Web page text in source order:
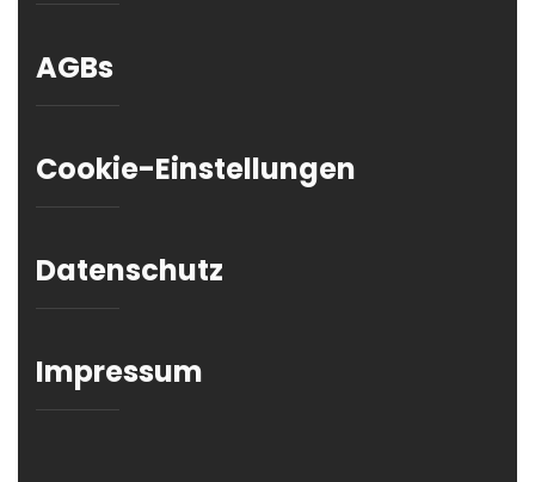
AGBs
Cookie-Einstellungen
Datenschutz
Impressum